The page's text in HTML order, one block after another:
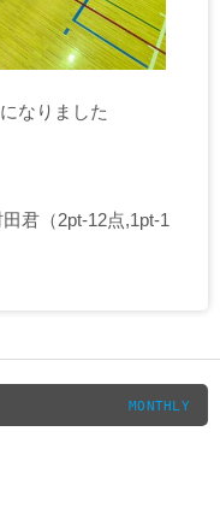
なりました
君（2pt-12点,1pt-1
MONTHLY